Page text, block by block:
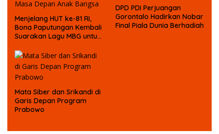
Menjelang HUT ke-81 RI,
Bona Paputungan Kembali
Suarakan Lagu MBG untuk
DPD PDI Perjuangan
Gorontalo Hadirkan Nobar
Final Piala Dunia Berhadiah
Mata Siber dan Srikandi di
Garis Depan Program
Prabowo